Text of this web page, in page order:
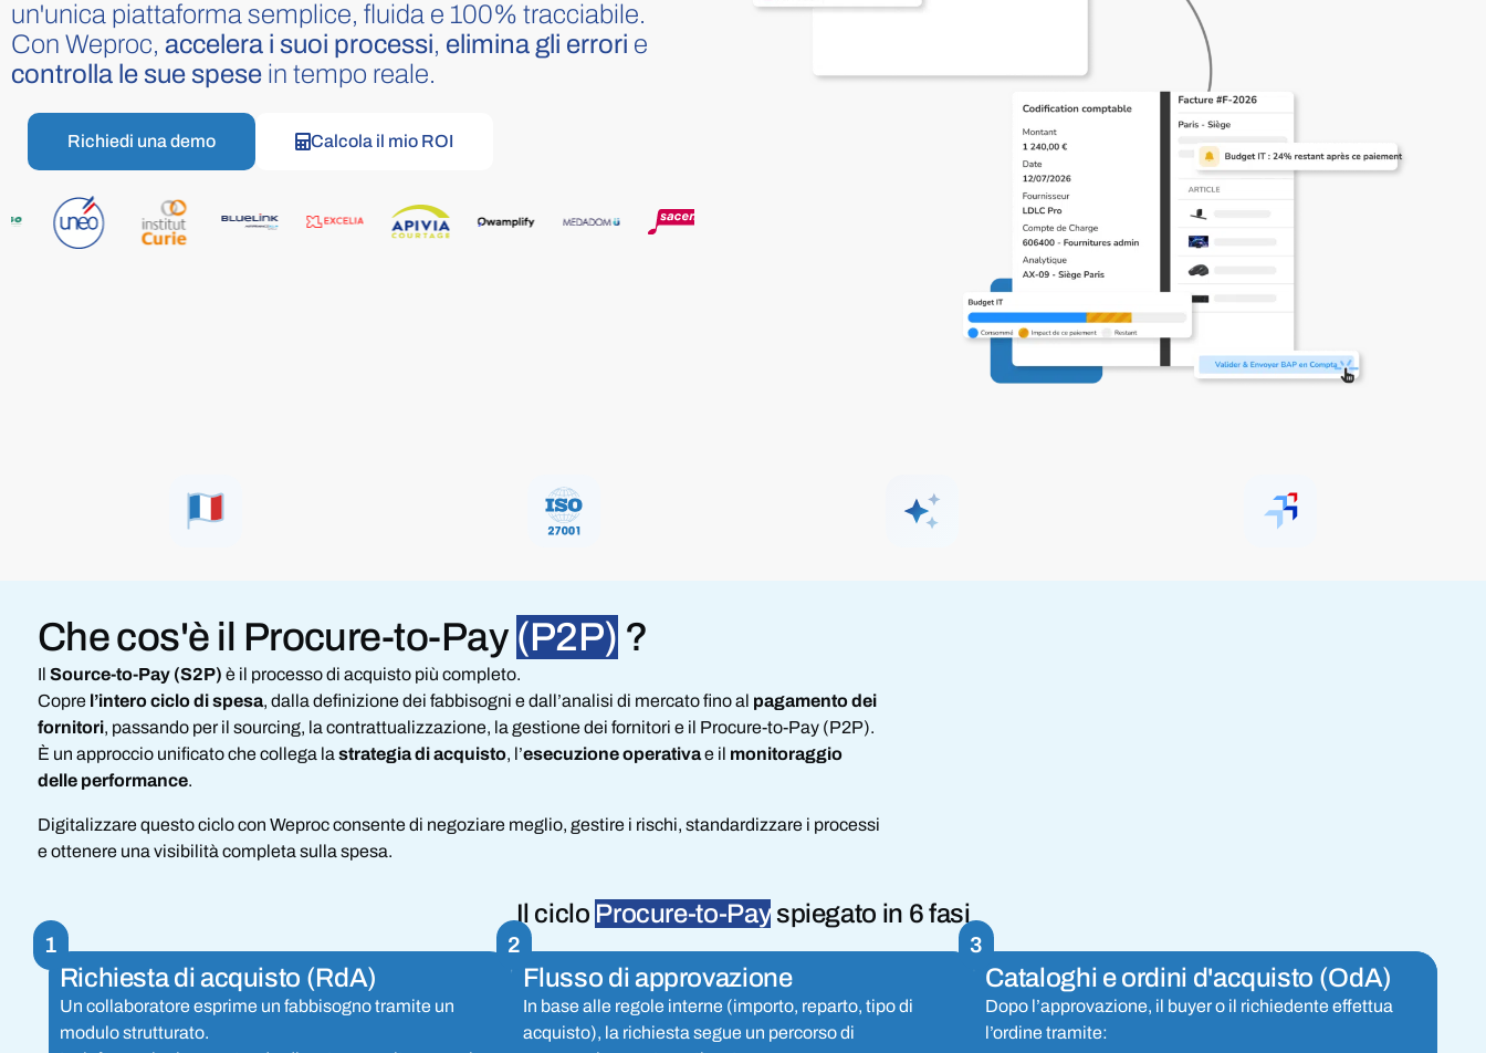
Preparate la vostra contabilità.
Pagamenti
Seguite le vostre transazioni.
Tenete sotto controllo i vostri budget.
un'unica piattaforma semplice, fluida e 100% tracciabile.
Con Weproc, accelera i suoi processi, elimina gli errori e
controlla le sue spese in tempo reale.
Richiedi una demo Calcola il mio ROI
Che cos'è il Procure-to-Pay (P2P) ?
Il Source-to-Pay (S2P) è il processo di acquisto più completo.
Copre l’intero ciclo di spesa, dalla definizione dei fabbisogni e dall’analisi di mercato fino al pagamento dei
fornitori, passando per il sourcing, la contrattualizzazione, la gestione dei fornitori e il Procure-to-Pay (P2P).
È un approccio unificato che collega la strategia di acquisto, l’esecuzione operativae il monitoraggio
delle performance.
Digitalizzare questo ciclo con Weproc consente di negoziare meglio, gestire i rischi, standardizzare i processi
e ottenere una visibilità completa sulla spesa.
Il ciclo Procure-to-Pay spiegato in 6 fasi
1
Richiesta di acquisto (RdA)
Un collaboratore esprime un fabbisogno tramite un
modulo strutturato.
2
Flusso di approvazione
In base alle regole interne (importo, reparto, tipo di
acquisto), la richiesta segue un percorso di
3
Cataloghi e ordini d'acquisto (OdA)
Dopo l’approvazione, il buyer o il richiedente effettua
l’ordine tramite: